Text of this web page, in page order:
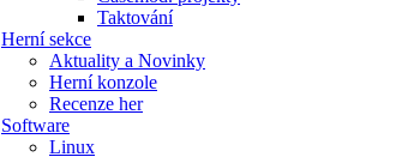
Taktování
Herní sekce
Aktuality a Novinky
Herní konzole
Recenze her
Software
Linux